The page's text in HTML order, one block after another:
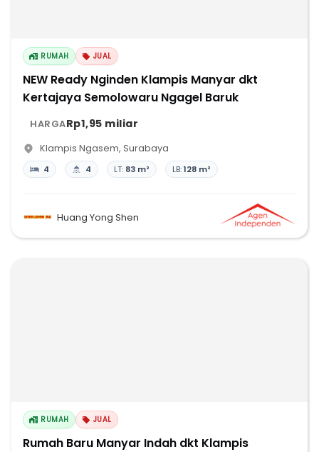
RUMAH JUAL
NEW Ready Nginden Klampis Manyar dkt
Kertajaya Semolowaru Ngagel Baruk
HARGARp1,95 miliar
Klampis Ngasem, Surabaya
4 4 LT: 83 m² LB:128 m²
Huang Yong Shen
RUMAH JUAL
Rumah Baru Manyar Indah dkt Klampis